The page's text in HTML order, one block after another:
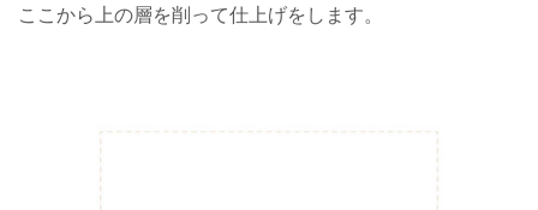
ここから上の層を削って仕上げをします。